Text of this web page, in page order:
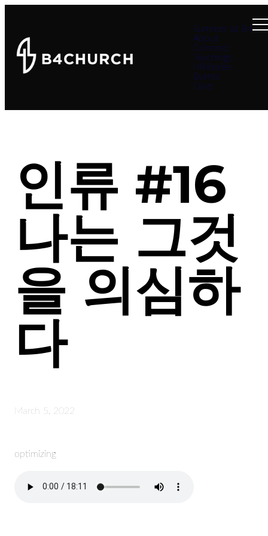
Summer at B4
About
Connect
Teachings
Ministries
Events
Give
인류 #16
나는 그것
을 의심하
다
March 5, 2022
optimizing